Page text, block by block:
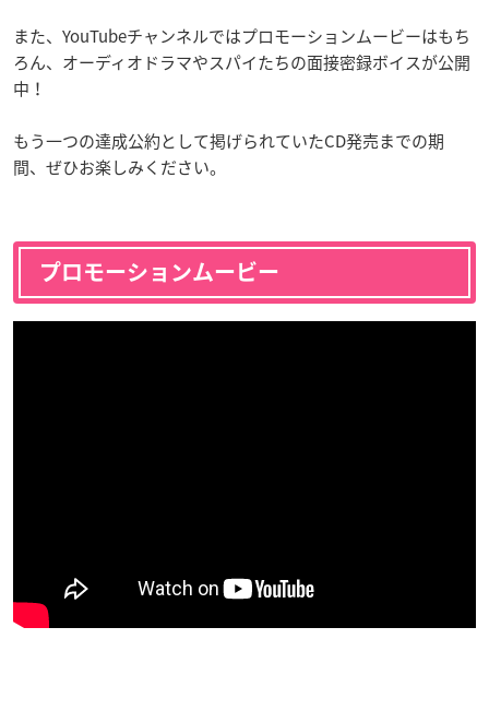
また、YouTubeチャンネルではプロモーションムービーはもち
ろん、オーディオドラマやスパイたちの面接密録ボイスが公開
中！
もう一つの達成公約として掲げられていたCD発売までの期
間、ぜひお楽しみください。
プロモーションムービー